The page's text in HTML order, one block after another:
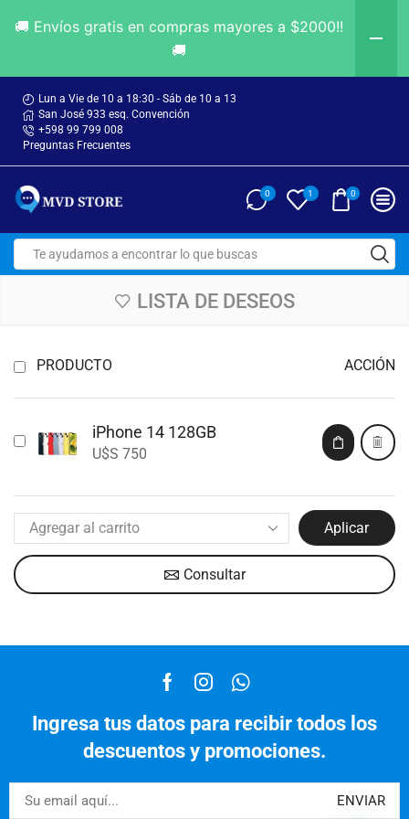
Lun a Vie de 10 a 18:30 - Sáb de 10 a 13
San José 933 esq. Convención
+598 99 799 008
Preguntas Frecuentes
0 1 0
LISTA DE DESEOS
PRODUCTO ACCIÓN
iPhone 14 128GB
U$S 750
Aplicar
Consultar
Ingresa tus datos para recibir todos los
descuentos y promociones.
🚚 Envíos gratis en compras mayores a $2000!!
🚚